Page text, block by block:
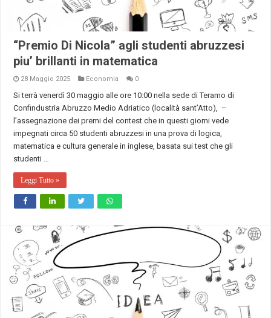
“Premio Di Nicola” agli studenti abruzzesi
piu’ brillanti in matematica
28 Maggio 2025 Economia 0
Si terrà venerdì 30 maggio alle ore 10:00 nella sede di Teramo di
Confindustria Abruzzo Medio Adriatico (località sant’Atto), –
l’assegnazione dei premi del contest che in questi giorni vede
impegnati circa 50 studenti abruzzesi in una prova di logica,
matematica e cultura generale in inglese, basata sui test che gli
studenti …
Leggi Tutto »